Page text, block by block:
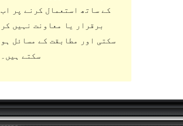
کے ساتھ استعمال کرنے پر اب
برقرار یا معاونت نہیں کر
سکتی اور مطابقت کے مسائل ہو
سکتے ہیں۔